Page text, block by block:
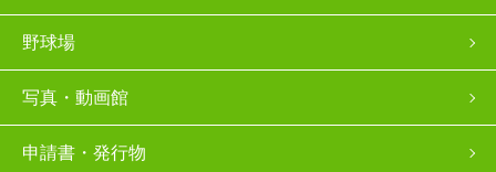
野球場
写真・動画館
申請書・発行物